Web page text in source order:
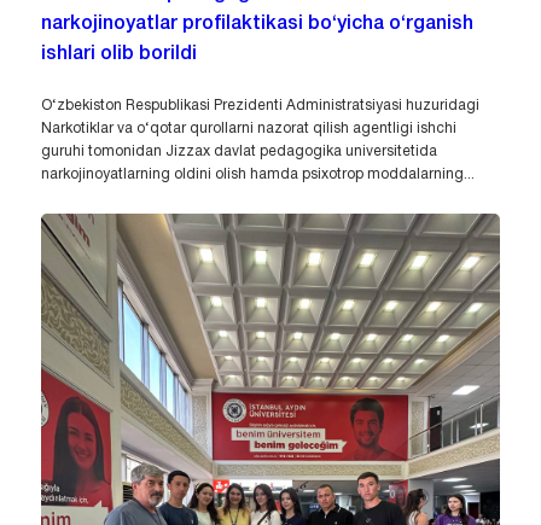
narkojinoyatlar profilaktikasi bo‘yicha o‘rganish
ishlari olib borildi
O‘zbekiston Respublikasi Prezidenti Administratsiyasi huzuridagi
Narkotiklar va o‘qotar qurollarni nazorat qilish agentligi ishchi
guruhi tomonidan Jizzax davlat pedagogika universitetida
narkojinoyatlarning oldini olish hamda psixotrop moddalarning...